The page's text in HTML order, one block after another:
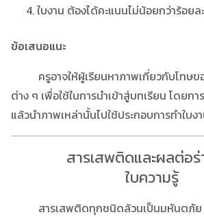
ใบงาน ต้องได้คะแนนไม่น้อยกว่าร้อย
­ข้อเสนอแนะ
ครูอาจให้ผู้เรียนหาภาพเกี่ยวกับโทษข
ต่าง ๆ เพื่อใช้ในการนำเข้าสู่บทเรียน โดยก
แล้วนำภาพเหล่านั้นไปใช้ประกอบการทำใบง
สารเสพติดและผลต่อ
ใบความรู้
สารเสพติดทุกชนิดล้วนเป็นมหันตภัย เ